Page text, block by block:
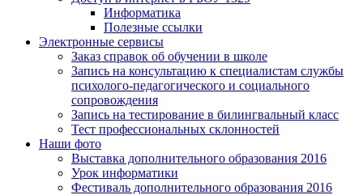
Информатика
Полезные ссылки
Электронные сервисы
Заказ справок об обучении в школе
Запись на консультацию к специалистам службы
психолого-педагогического и социального
сопровождения
Запись на тестирование в билингвальный класс
Тест профессиональных склонностей
Наши фото
Выставка дополнительного образования 2016
Урок информатики
Фестиваль дополнительного образования 2016